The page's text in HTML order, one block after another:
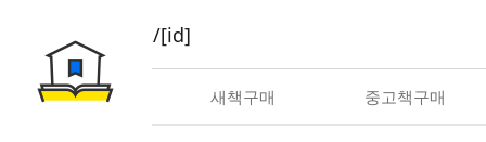
book/rent/[id]
대여 새책구매 중고책구매